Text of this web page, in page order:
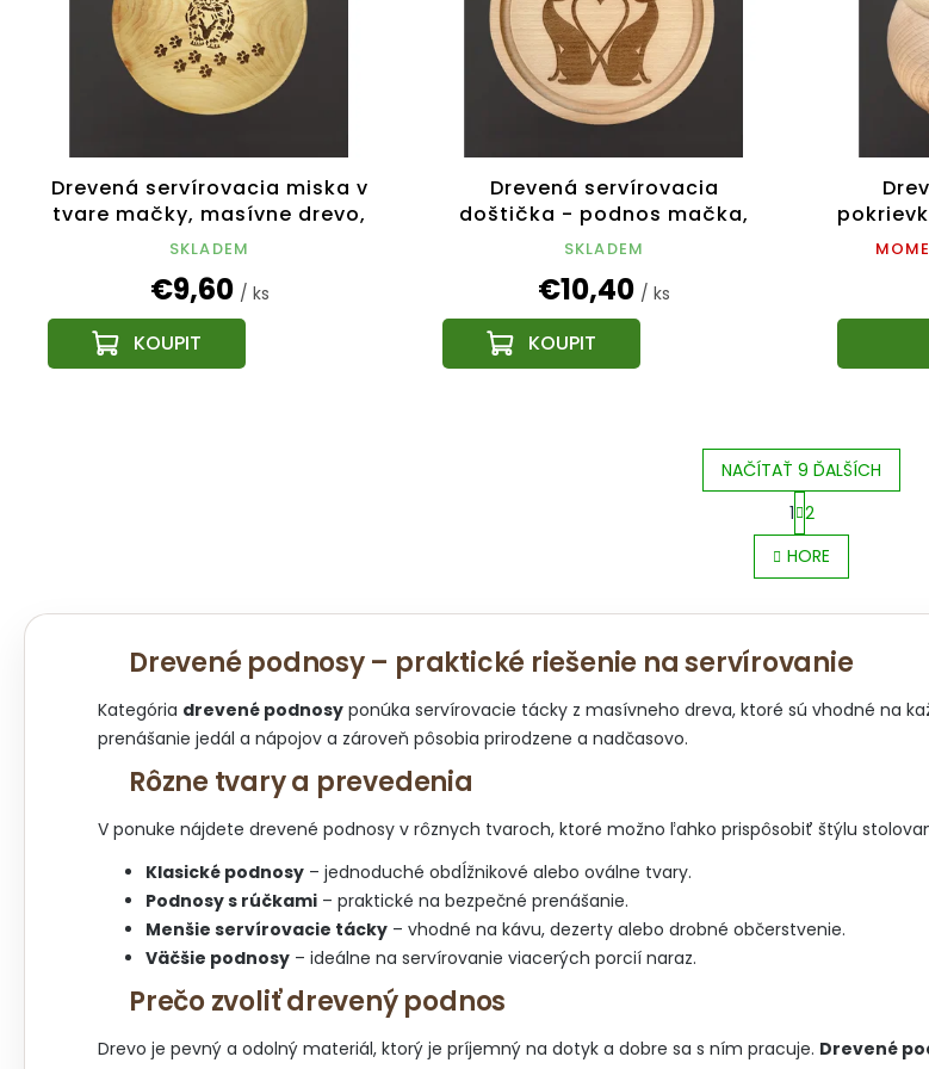
Drevená servírovacia miska v
tvare mačky, masívne drevo,
15 cm
SKLADEM
€9,60 / ks
Drevená servírovacia
doštička - podnos mačka,
masívne drevo, 20 cm
SKLADEM
€10,40 / ks
O
v
l
d
c
i
e
y
v
s
NAČÍTAŤ 9 ĎALŠÍCH
S
t
r
á
k
o
v
a
1 2
HORE
Drevené podnosy – praktické riešenie na servírovanie
Kategória drevené podnosy ponúka servírovacie tácky z masívneho dreva, ktoré sú vhodné na
prenášanie jedál a nápojov a zároveň pôsobia prirodzene a nadčasovo.
Rôzne tvary a prevedenia
V ponuke nájdete drevené podnosy v rôznych tvaroch, ktoré možno ľahko prispôsobiť štýlu
Klasické podnosy – jednoduché obdĺžnikové alebo oválne tvary.
Podnosy s rúčkami – praktické na bezpečné prenášanie.
Menšie servírovacie tácky – vhodné na kávu, dezerty alebo drobné občerstvenie.
Väčšie podnosy – ideálne na servírovanie viacerých porcií naraz.
Prečo zvoliť drevený podnos
Drevo je pevný a odolný materiál, ktorý je príjemný na dotyk a dobre sa s ním pracuje. Drevené